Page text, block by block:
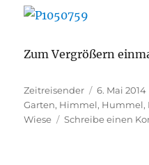
Zum Vergrößern
Autor
Zeitreisender
am
6. Mai 2014
Garten, Himmel, Hummel,
Wiese
Schreibe einen